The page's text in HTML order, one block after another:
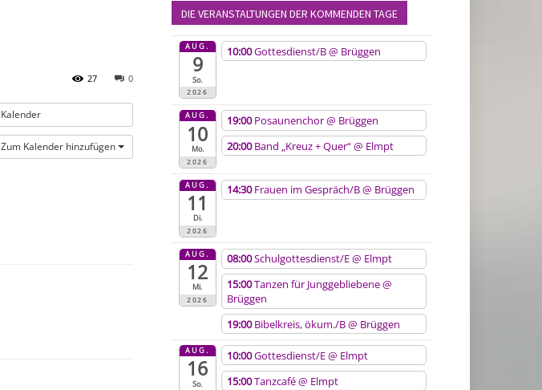
0
27
Kalender
Zum Kalender hinzufügen
DIE VERANSTALTUNGEN DER KOMMENDEN TAGE
AUG.
9
So.
2026
10:00Gottesdienst/B@ Brüggen
AUG.
10
Mo.
2026
19:00Posaunenchor@ Brüggen
20:00Band „Kreuz + Quer“@ Elmpt
AUG.
11
Di.
2026
14:30Frauen im Gespräch/B@ Brüggen
AUG.
12
Mi.
2026
08:00Schulgottesdienst/E@ Elmpt
15:00Tanzen für Junggebliebene@
Brüggen
19:00Bibelkreis, ökum./B@ Brüggen
AUG.
16
So.
10:00Gottesdienst/E@ Elmpt
15:00Tanzcafé@ Elmpt